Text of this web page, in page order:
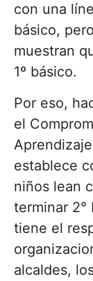
con una
básico,
muestran
1º básico.
Por eso,
el
establece
niños lean
terminar 2°
tiene el
alcaldes,